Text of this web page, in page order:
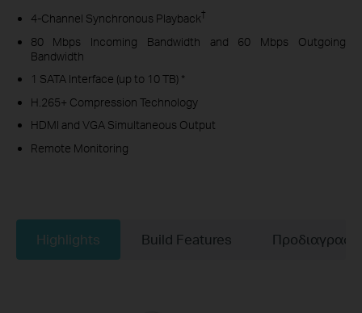
4-Channel Synchronous Playback†
80 Mbps Incoming Bandwidth and 60 Mbps Outgoing
Bandwidth
1 SATA Interface (up to 10 TB) *
H.265+ Compression Technology
HDMI and VGA Simultaneous Output
Remote Monitoring
Highlights Build Features